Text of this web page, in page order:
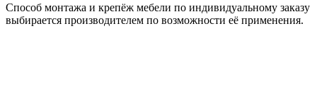
Способ монтажа и крепёж мебели по индивидуальному заказу
выбирается производителем по возможности её применения.